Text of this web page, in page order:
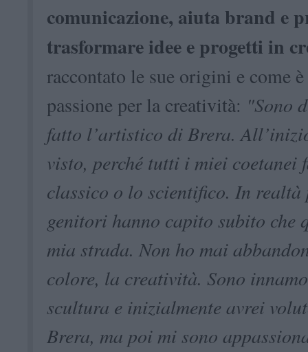
comunicazione, aiuta brand e
trasformare idee e progetti in
raccontato le sue origini e come
passione per la creatività: "Sono
fatto l’artistico di Brera.
visto, perché tutti i miei coetanei
classico o lo scientifico. In
genitori hanno capito subito che
mia strada. Non ho mai
colore, la creatività. Sono
scultura e inizialmente avrei
Brera, ma poi mi sono